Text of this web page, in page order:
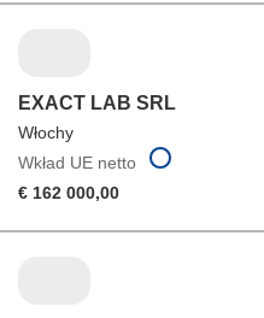
EXACT LAB SRL
Włochy
Wkład UE netto
€ 162 000,00